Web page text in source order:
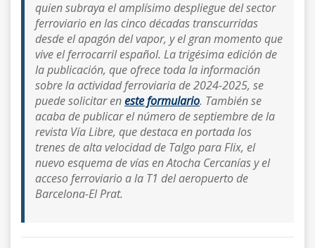
quien subraya el amplísimo despliegue del sector
ferroviario en las cinco décadas transcurridas
desde el apagón del vapor, y el gran momento que
vive el ferrocarril español. La trigésima edición de
la publicación, que ofrece toda la información
sobre la actividad ferroviaria de 2024-2025, se
puede solicitar eneste formulario. También se
acaba de publicar el número de septiembre de la
revista Vía Libre, que destaca en portada los
trenes de alta velocidad de Talgo para Flix, el
nuevo esquema de vías en Atocha Cercanías y el
acceso ferroviario a la T1 del aeropuerto de
Barcelona-El Prat.